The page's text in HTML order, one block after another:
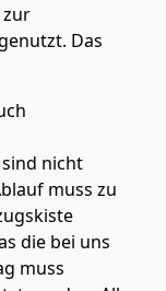
Das
nicht
muss zu
die bei uns
muss